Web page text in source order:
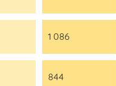
1 086
844